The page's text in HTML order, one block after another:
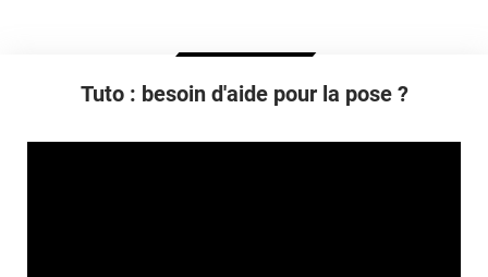
Facile sans laisser de trace
Tuto : besoin d'aide pour la pose ?